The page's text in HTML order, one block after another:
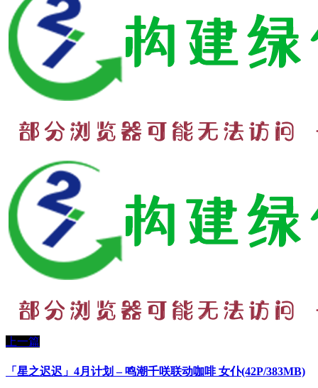
上一篇
「星之迟迟」4月计划 – 鸣潮千咲联动咖啡 女仆(42P/383MB)